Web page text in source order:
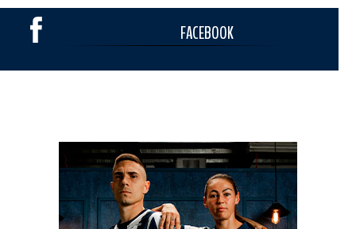
FACEBOOK